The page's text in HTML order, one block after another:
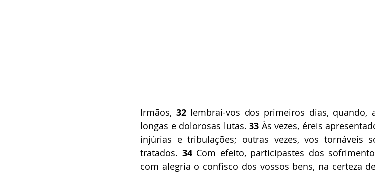
Irmãos, 32 lembrai-vos dos primeiros dias, quando,
longas e dolorosas lutas. 33 Às vezes, éreis
injúrias e tribulações; outras vezes, vos tornáveis
tratados. 34 Com efeito, participastes dos
com alegria o confisco dos vossos bens, na certeza